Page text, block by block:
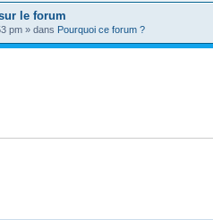
le forum
pm » dans Pourquoi ce forum ?